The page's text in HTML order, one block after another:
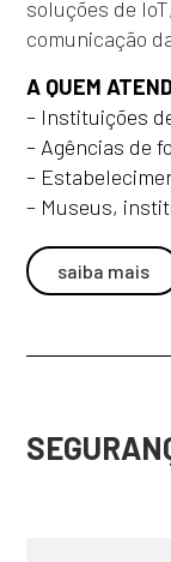
soluções de
comunicação
A QUEM
– Instituições
– Agências de
–
– Museus,
saiba mais